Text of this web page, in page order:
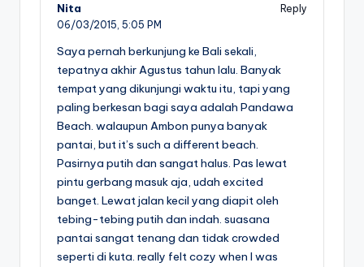
Nita
Reply
06/03/2015, 5:05 PM
Saya pernah berkunjung ke Bali sekali,
tepatnya akhir Agustus tahun lalu. Banyak
tempat yang dikunjungi waktu itu, tapi yang
paling berkesan bagi saya adalah Pandawa
Beach. walaupun Ambon punya banyak
pantai, but it’s such a different beach.
Pasirnya putih dan sangat halus. Pas lewat
pintu gerbang masuk aja, udah excited
banget. Lewat jalan kecil yang diapit oleh
tebing-tebing putih dan indah. suasana
pantai sangat tenang dan tidak crowded
seperti di kuta. really felt cozy when I was